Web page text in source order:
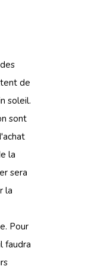
de
soleil.
sont
la
sera
la
Pour
faudra